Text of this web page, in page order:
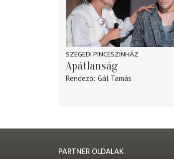
SZEGEDI PINCESZÍNHÁZ
Apátlanság
Rendező Gál Tamás
PARTNER OLDALAK